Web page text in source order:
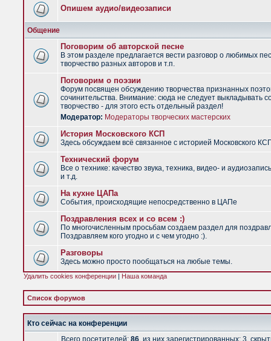
Опишем аудио/видеозаписи
Общение
Поговорим об авторской песне
В этом разделе предлагается вести разговор о любимых
творчество разных авторов и т.п.
Поговорим о поэзии
Форум посвящен обсуждению творчества признанных
сочинительства. Внимание: сюда не следует выкладывать
творчество - для этого есть отдельный раздел!
Модератор: Модераторы творческих мастерских
История Московского КСП
Здесь обсуждаем всё связанное с историей Московского
Технический форум
Все о технике: качество звука, техника, видео- и
и т.д.
На кухне ЦАПа
События, происходящие непосредственно в ЦАПе
Поздравления всех и со всем :)
По многочисленным просьбам создаем раздел для
Поздравляем кого угодно и с чем угодно :).
Разговоры
Здесь можно просто пообщаться на любые темы.
Удалить cookies конференции | Наша команда
Список форумов
Кто сейчас на конференции
Всего посетителей: 86, из них зарегистрированных: 3,